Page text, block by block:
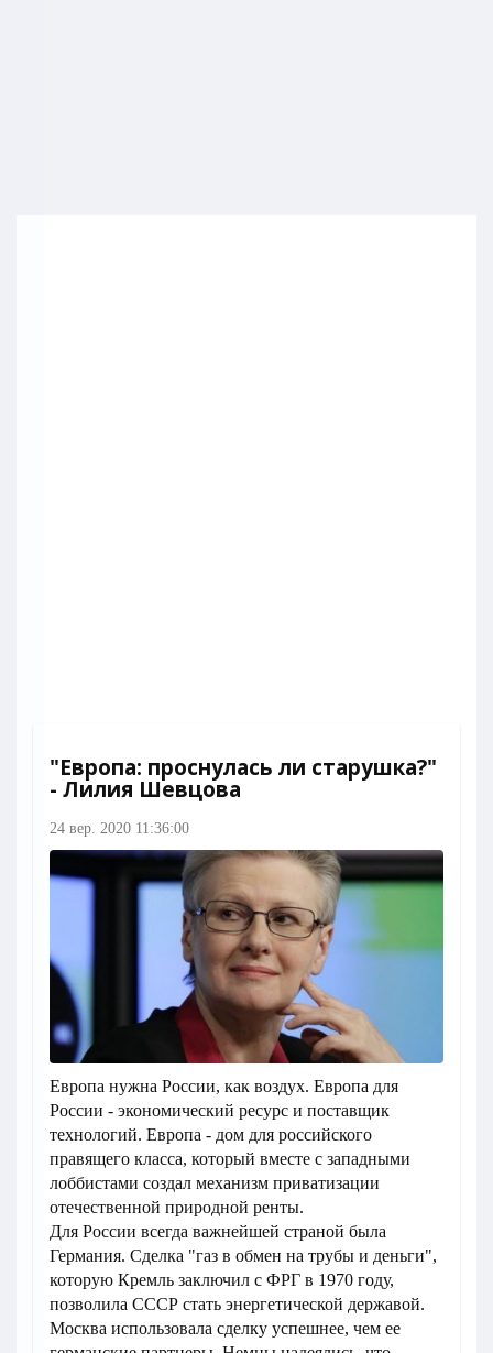
"Европа: проснулась ли старушка?"
- Лилия Шевцова
24 вер. 2020 11:36:00
Европа нужна России, как воздух. Европа для
России - экономический ресурс и поставщик
технологий. Европа - дом для российского
правящего класса, который вместе с западными
лоббистами создал механизм приватизации
отечественной природной ренты.
Для России всегда важнейшей страной была
Германия. Сделка "газ в обмен на трубы и деньги",
которую Кремль заключил с ФРГ в 1970 году,
позволила СССР стать энергетической державой.
Москва использовала сделку успешнее, чем ее